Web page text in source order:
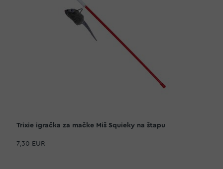
Trixie igračka za mačke Miš Squieky na štapu
7,30 EUR